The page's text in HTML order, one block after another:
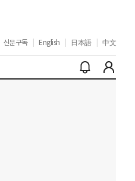
신문구독 English 日本語 中文